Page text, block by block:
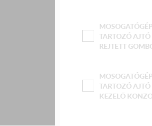
TARTOZÓ AJTÓ
REJTETT
TARTOZÓ AJTÓ
KEZELŐ